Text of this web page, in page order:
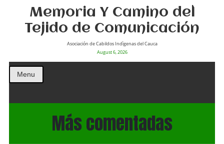
Memoria Y Camino del
Tejido de Comunicación
Asociación de Cabildos Indìgenas del Cauca
August 6, 2026
Menu
Más comentadas